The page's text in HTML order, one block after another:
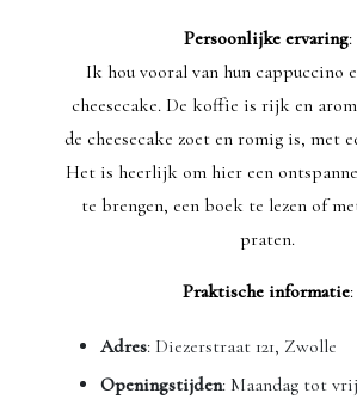
Persoonlijke ervaring:
Ik hou vooral van hun cappuccino
cheesecake. De koffie is rijk en
de cheesecake zoet en romig is, met
Het is heerlijk om hier een
te brengen, een boek te lezen of
praten.
Praktische informatie:
Adres: Diezerstraat 121, Zwolle
Openingstijden: Maandag tot